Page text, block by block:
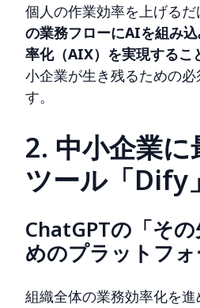
個人の作業効率を上げるだ
の業務フローにAIを組み
率化（AIX）を実現するこ
小企業が生き残るための
す。
2. 中小企業
ツール「Dify
ChatGPTの「そ
めのプラットフ
組織全体の業務効率化を